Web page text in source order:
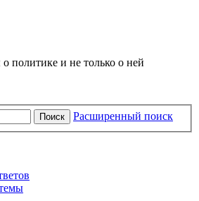
политике и не только о ней
Поиск Расширенный поиск